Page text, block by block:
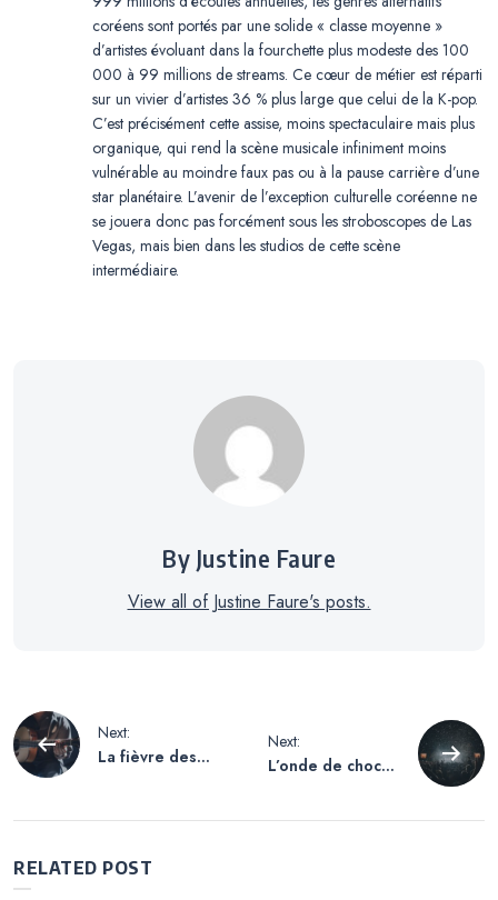
coréens sont portés par une solide « classe moyenne »
d’artistes évoluant dans la fourchette plus modeste des 100
000 à 99 millions de streams. Ce cœur de métier est réparti
sur un vivier d’artistes 36 % plus large que celui de la K-pop.
C’est précisément cette assise, moins spectaculaire mais plus
organique, qui rend la scène musicale infiniment moins
vulnérable au moindre faux pas ou à la pause carrière d’une
star planétaire. L’avenir de l’exception culturelle coréenne ne
se jouera donc pas forcément sous les stroboscopes de Las
Vegas, mais bien dans les studios de cette scène
intermédiaire.
By Justine Faure
View all of Justine Faure's posts.
Navigation
de
l’article
Next:
La fièvre des
bouillonnant en
Next:
L’onde de choc
RELATED POST